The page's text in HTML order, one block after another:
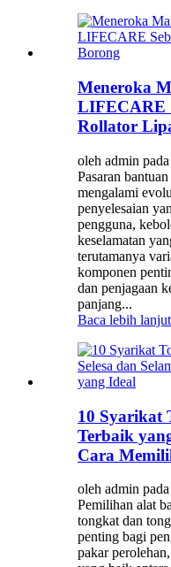
Meneroka
LIFECARE
Rollator
oleh admin
Pasaran
mengalami
penyelesaian
pengguna,
keselamatan
terutamanya
komponen
dan penjagaan
panjang...
Baca lebih lanjut
10 Syarikat
Terbaik
Cara
oleh admin
Pemilihan alat
tongkat dan
penting bagi
pakar